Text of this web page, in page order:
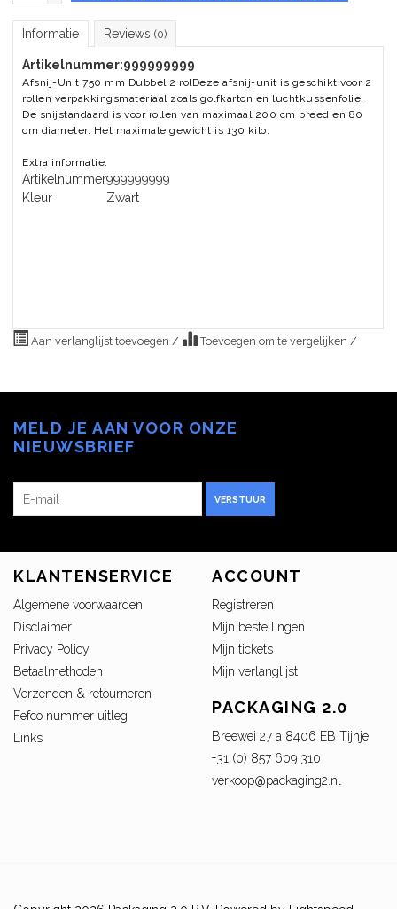
Informatie Reviews (0)
Artikelnummer:999999999
Afsnij-Unit 750 mm Dubbel 2 rolDeze afsnij-unit is geschikt voor 2
rollen verpakkingsmateriaal zoals golfkarton en luchtkussenfolie.
De snijstandaard is voor rollen van maximaal 200 cm breed en 80
cm diameter. Het maximale gewicht is 130 kilo.
Extra informatie:
Artikelnummer999999999
Kleur
Zwart
Aan verlanglijst toevoegen / Toevoegen om te vergelijken /
MELD JE AAN VOOR ONZE
NIEUWSBRIEF
VERSTUUR
KLANTENSERVICE
Algemene voorwaarden
Disclaimer
Privacy Policy
Betaalmethoden
Verzenden & retourneren
Fefco nummer uitleg
Links
ACCOUNT
Registreren
Mijn bestellingen
Mijn tickets
Mijn verlanglijst
PACKAGING 2.0
Breewei 27 a 8406 EB Tijnje
+31 (0) 857 609 310
verkoop@packaging2.nl